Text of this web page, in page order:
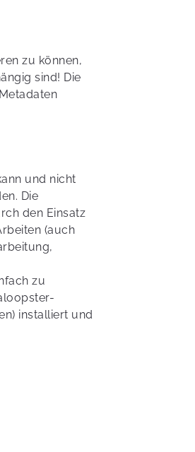
zu können,
sind! Die
und nicht
Die
den Einsatz
(auch
zu
installiert und